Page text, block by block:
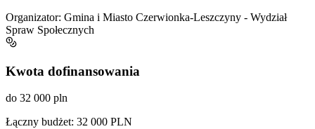
Organizator: Gmina i Miasto Czerwionka-Leszczyny - Wydział
Spraw Społecznych
Kwota dofinansowania
do 32 000 pln
Łączny budżet: 32 000 PLN